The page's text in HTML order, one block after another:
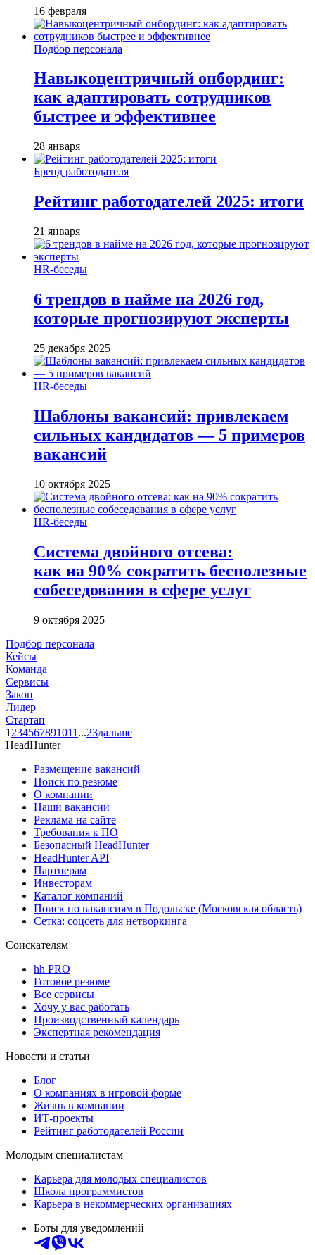
16 февраля
Подбор персонала
Навыкоцентричный онбординг:
как адаптировать сотрудников
быстрее и эффективнее
28 января
Бренд работодателя
Рейтинг работодателей 2025: итоги
21 января
HR-беседы
6 трендов в найме на 2026 год,
которые прогнозируют эксперты
25 декабря 2025
HR-беседы
Шаблоны вакансий: привлекаем
сильных кандидатов — 5 примеров
вакансий
10 октября 2025
HR-беседы
Система двойного отсева:
как на 90% сократить бесполезные
собеседования в сфере услуг
9 октября 2025
Подбор персонала
Кейсы
Команда
Сервисы
Закон
Лидер
Стартап
1 234567891011 ...23дальше
HeadHunter
Размещение вакансий
Поиск по резюме
О компании
Наши вакансии
Реклама на сайте
Требования к ПО
Безопасный HeadHunter
HeadHunter API
Партнерам
Инвесторам
Каталог компаний
Поиск по вакансиям в Подольске (Московская область)
Сетка: соцсеть для нетворкинга
Соискателям
hh PRO
Готовое резюме
Все сервисы
Хочу у вас работать
Производственный календарь
Экспертная рекомендация
Новости и статьи
Блог
О компаниях в игровой форме
Жизнь в компании
ИТ-проекты
Рейтинг работодателей России
Молодым специалистам
Карьера для молодых специалистов
Школа программистов
Карьера в некоммерческих организациях
Боты для уведомлений